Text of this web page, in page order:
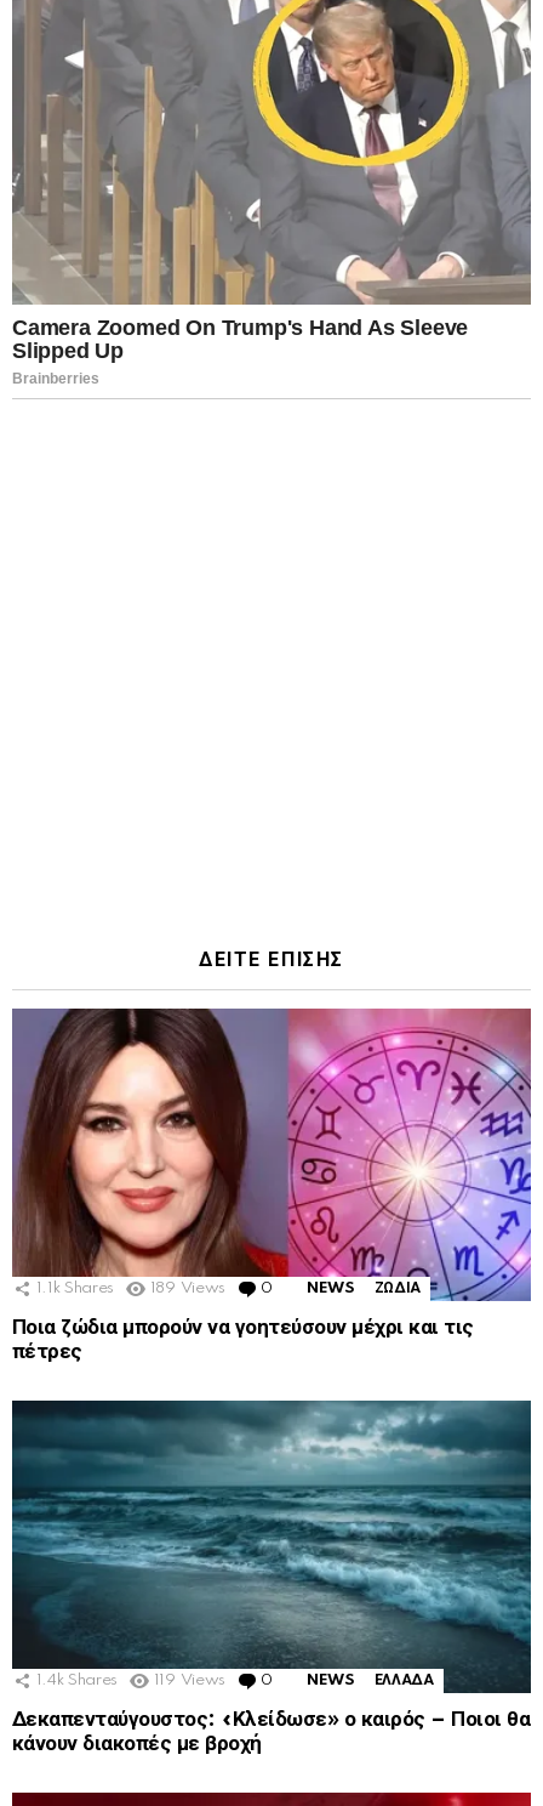
ΔΕΙΤΕ ΕΠΙΣΗΣ
1.1k Shares 189 Views 0 Comments
NEWS ΖΩΔΙΑ
Ποια ζώδια μπορούν να γοητεύσουν μέχρι και τις
πέτρες
1.4k Shares 119 Views 0 Comments
NEWS ΕΛΛΑΔΑ
Δεκαπενταύγουστος: «Κλείδωσε» ο καιρός – Ποιοι θα
κάνουν διακοπές με βροχή